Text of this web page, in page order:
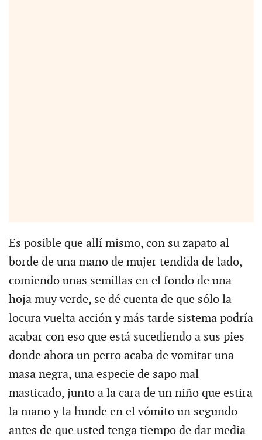
Es posible que allí mismo, con su zapato al
borde de una mano de mujer tendida de lado,
comiendo unas semillas en el fondo de una
hoja muy verde, se dé cuenta de que sólo la
locura vuelta acción y más tarde sistema podría
acabar con eso que está sucediendo a sus pies
donde ahora un perro acaba de vomitar una
masa negra, una especie de sapo mal
masticado, junto a la cara de un niño que estira
la mano y la hunde en el vómito un segundo
antes de que usted tenga tiempo de dar media